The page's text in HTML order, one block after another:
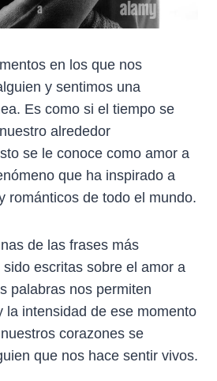
en los que nos
y sentimos una
Es como si el tiempo se
alrededor
se le conoce como amor a
que ha inspirado a
románticos de todo el mundo.
de las frases más
escritas sobre el amor a
palabras nos permiten
la intensidad de ese momento
corazones se
que nos hace sentir vivos.